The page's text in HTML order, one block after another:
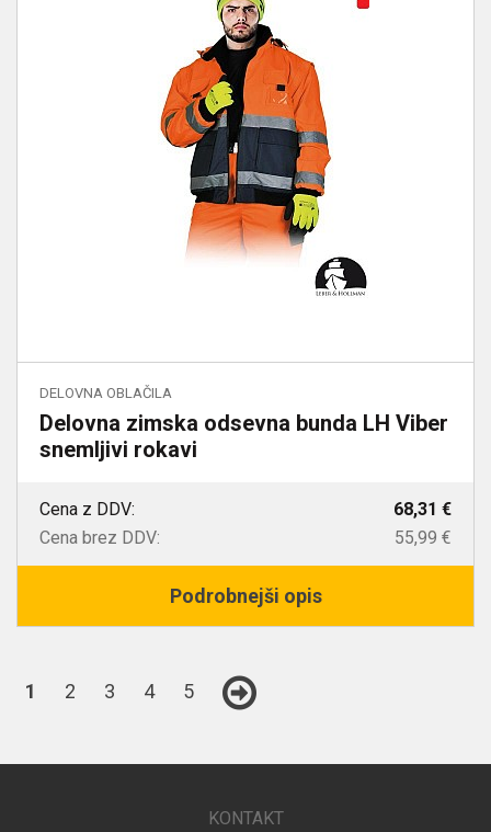
DELOVNA OBLAČILA
Delovna zimska odsevna bunda LH Viber
snemljivi rokavi
Cena z DDV:
68,31 €
Cena brez DDV:
55,99 €
Podrobnejši opis
1 2 3 4 5
KONTAKT